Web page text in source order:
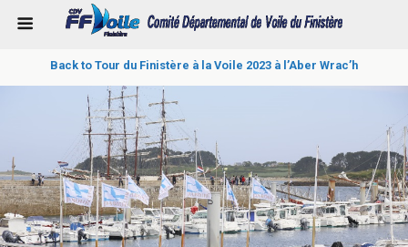
Back to Tour du Finistère à la Voile 2023 à l’Aber Wrac’h